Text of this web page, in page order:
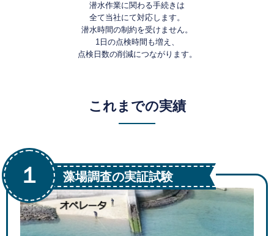
潜水作業に関わる手続きは
全て当社にて対応します。
潜水時間の制約を受けません。
1日の点検時間も増え、
点検日数の削減につながります。
これまでの実績
藻場調査の実証試験
１